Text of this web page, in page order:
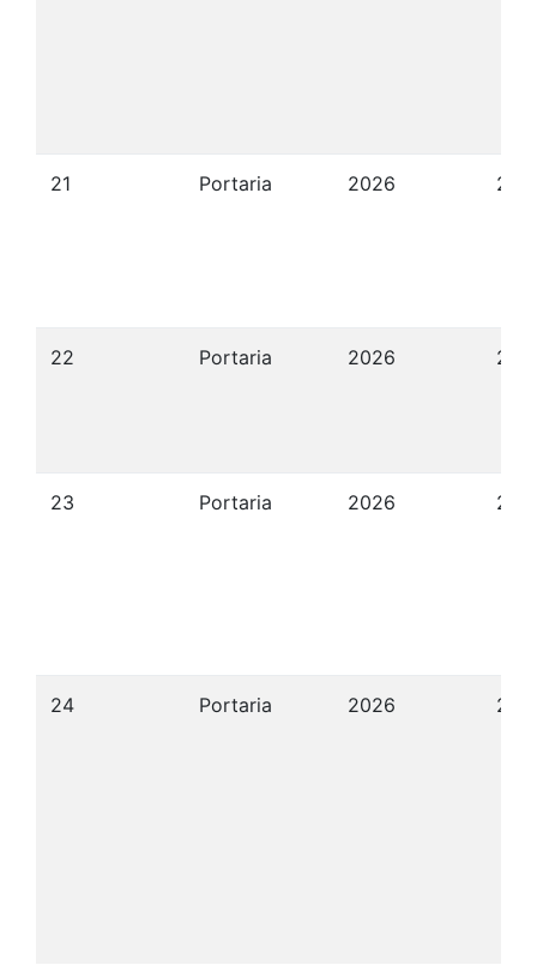
21 Portaria 2026 22/
22 Portaria 2026 23/
23 Portaria 2026 23/
24 Portaria 2026 22/